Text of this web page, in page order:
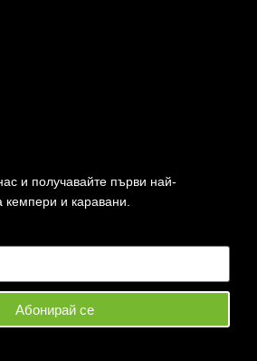
и получавайте първи най-
кемпери и каравани.
Абонирай се